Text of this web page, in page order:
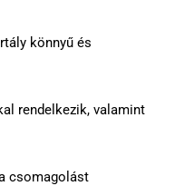
könnyű és
rendelkezik, valamint
csomagolást